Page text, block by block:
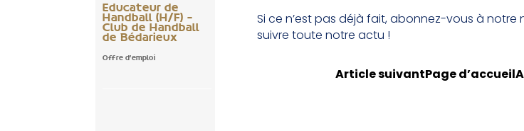
Educateur de
Handball (H/F) –
Club de Handball
de Bédarieux
Offre d'emploi
Si ce n’est pas déjà fait, abonnez-vous à notre
suivre toute notre actu !
Article suivantPage d’accueil